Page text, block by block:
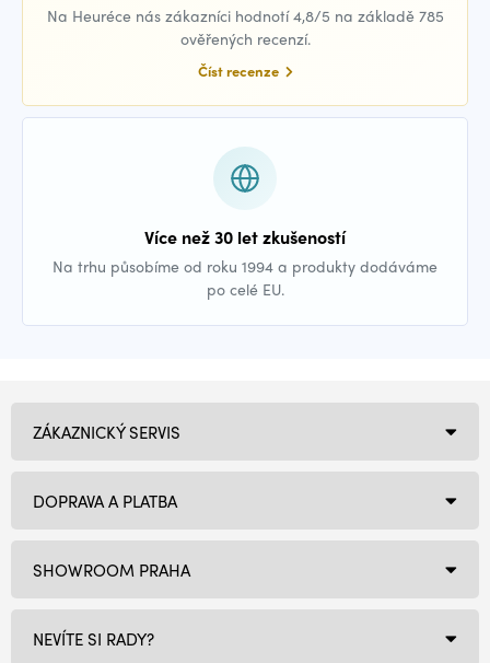
Na Heuréce nás zákazníci hodnotí 4,8/5 na základě 785
ověřených recenzí.
Číst recenze
Více než 30 let zkušeností
Na trhu působíme od roku 1994 a produkty dodáváme
po celé EU.
SHOWROOM PRAHA
NEVÍTE SI RADY?
ZÁKAZNICKÝ SERVIS
DOPRAVA A PLATBA